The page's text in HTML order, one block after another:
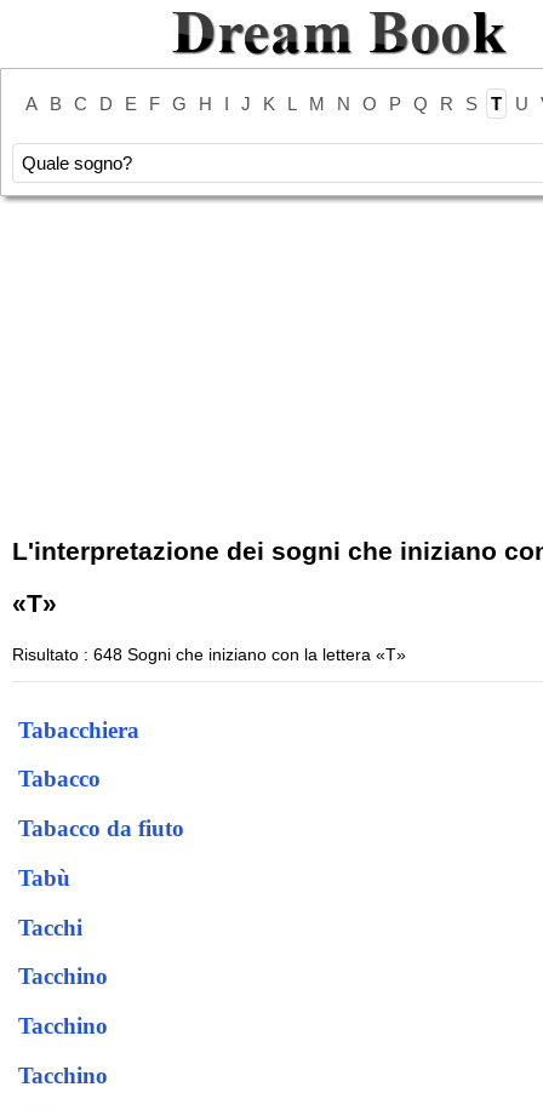
A B C D E F G H I J K L M N O P Q R S T U
L'interpretazione dei sogni che iniziano
«T»
Risultato : 648 Sogni che iniziano con la lettera «T»
Tabacchiera
Tabacco
Tabacco da fiuto
Tabù
Tacchi
Tacchino
Tacchino
Tacchino